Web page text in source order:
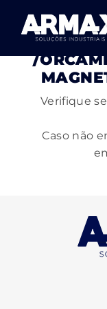
PÁGINA
/
Verifique
Caso não